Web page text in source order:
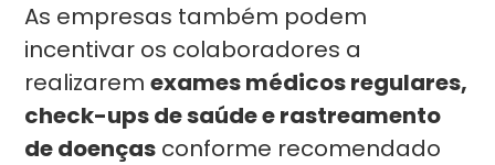
As empresas também podem
incentivar os colaboradores a
realizaremexames médicos regulares,
check-ups de saúde e rastreamento
de doenças conforme recomendado